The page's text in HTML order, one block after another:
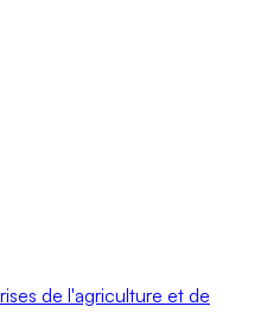
de l'agriculture et de